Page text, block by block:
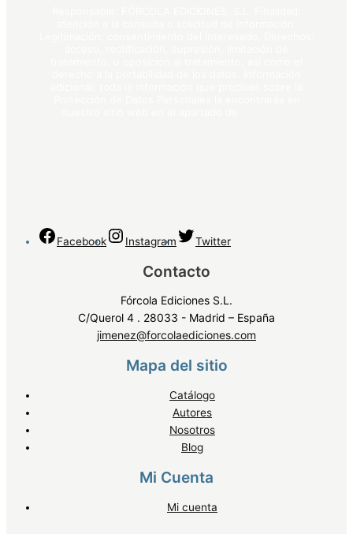
Facebook Instagram Twitter
Contacto
Fórcola Ediciones S.L.
C/Querol 4 . 28033 - Madrid – España
jimenez@forcolaediciones.com
Mapa del sitio
Catálogo
Autores
Nosotros
Blog
Mi Cuenta
Mi cuenta